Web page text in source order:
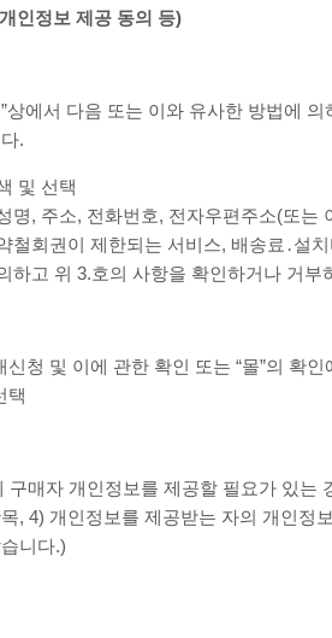
인정보 제공 동의 등)
상에서 다음 또는 이와 유사한 방법에
.
및 선택
명, 주소, 전화번호, 전자우편주소(또는
철회권이 제한되는 서비스, 배송료․설
하고 위 3.호의 사항을 확인하거나 거부
신청 및 이에 관한 확인 또는 “몰”의 확인
택
구매자 개인정보를 제공할 필요가 있는
, 4) 개인정보를 제공받는 자의 개인정
니다.)